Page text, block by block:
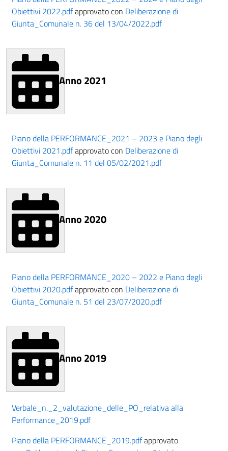
Obiettivi 2022.pdfapprovato con Deliberazione di
Giunta_Comunale n. 36 del 13/04/2022.pdf
Anno 2021
Piano della PERFORMANCE_2021 – 2023 e Piano degli
Obiettivi 2021.pdfapprovato con Deliberazione di
Giunta_Comunale n. 11 del 05/02/2021.pdf
Anno 2020
Piano della PERFORMANCE_2020 – 2022 e Piano degli
Obiettivi 2020.pdfapprovato con Deliberazione di
Giunta_Comunale n. 51 del 23/07/2020.pdf
Anno 2019
Verbale_n._2_valutazione_delle_PO_relativa alla
Performance_2019.pdf
Piano della PERFORMANCE_2019.pdfapprovato